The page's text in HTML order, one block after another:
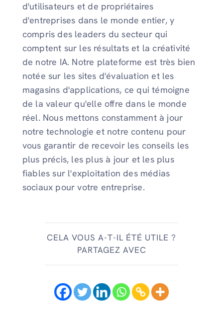
d'utilisateurs et de propriétaires
d'entreprises dans le monde entier, y
compris des leaders du secteur qui
comptent sur les résultats et la créativité
de notre IA. Notre plateforme est très bien
notée sur les sites d'évaluation et les
magasins d'applications, ce qui témoigne
de la valeur qu'elle offre dans le monde
réel. Nous mettons constamment à jour
notre technologie et notre contenu pour
vous garantir de recevoir les conseils les
plus précis, les plus à jour et les plus
fiables sur l'exploitation des médias
sociaux pour votre entreprise.
CELA VOUS A-T-IL ÉTÉ UTILE ?
PARTAGEZ AVEC